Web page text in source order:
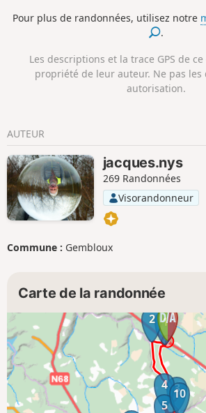
Kreuz im Venn et de sa grotte avant de
traverser Ruitzhof, hameau allemand
la jolie vallée de la Rur.Atmosphères
différentes assurées en fonction de la
Pour plus de randonnées, utilisez notre
.
Les descriptions et la trace GPS de
propriété de leur auteur. Ne pas les
autorisation.
AUTEUR
jacques.nys
269 Randonnées
Visorandonneur
Commune : Gembloux
Carte de la randonnée
1
2
3
4
5
10